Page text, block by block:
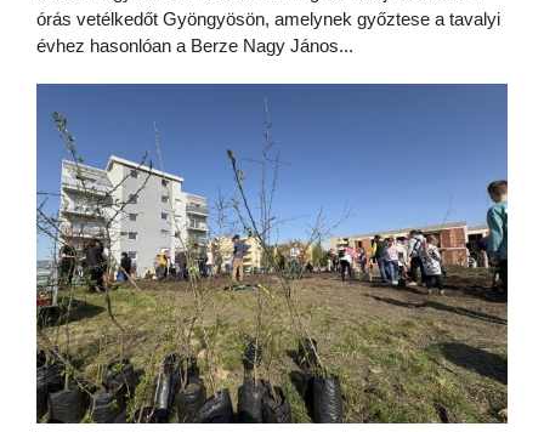
órás vetélkedőt Gyöngyösön, amelynek győztese a tavalyi
évhez hasonlóan a Berze Nagy János...